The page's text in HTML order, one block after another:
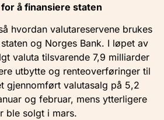
å finansiere staten
hvordan valutareservene brukes
og Norges Bank. I løpet av
valuta tilsvarende 7,9 milliarder
utbytte og renteoverføringer til
gjennomført valutasalg på 5,2
og februar, mens ytterligere
ble solgt i mars.